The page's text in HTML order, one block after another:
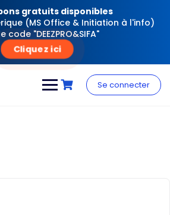
gratuits disponibles
(MS Office & Initiation à l'info)
code "DEEZPRO&SIFA"
Cliquez ici
Se connecter